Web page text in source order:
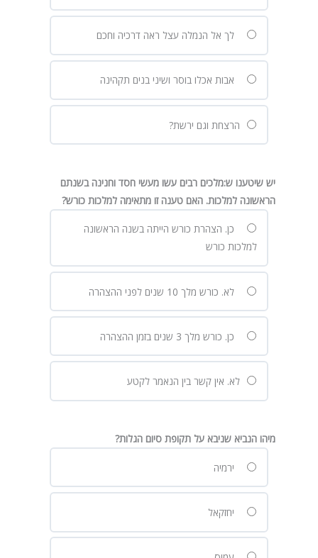
לך אל הנמלה עצל ראה דרכיה וחכם
אבות אכלו בוסר ושיני בנים תקהינה
הרצחת וגם ירשת?
יש שיטענו ש:מלכים רבים עשו מעשי חסד וחנינה בשנתם
הראשונה למלכות. האם טענה זו מתאימה למלכות כורש?
כן. הצהרת כורש הייתה בשנה הראשונה
למלכות כורש
לא. כורש מלך 10 שנים לפני ההצהרה
כן. כורש מלך 3 שנים בזמן ההצהרה
לא. אין קשר בין הנאמר לקטע
מיהו הנביא שניבא על תקופת סיום הגלות?
ירמיה
יחזקאל